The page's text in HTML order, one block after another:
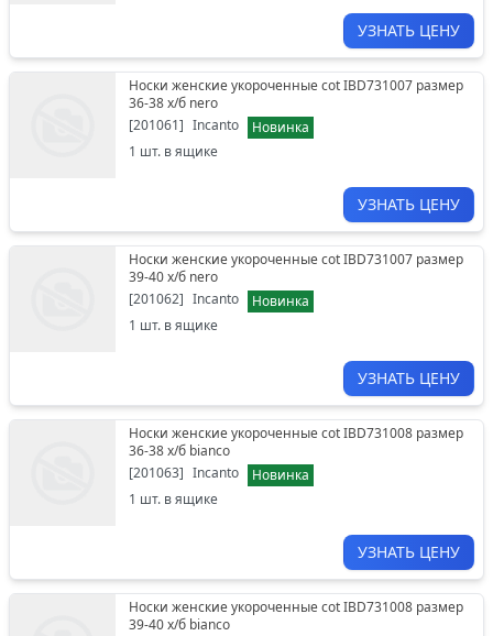
УЗНАТЬ ЦЕНУ
Носки женские укороченные cot IBD731007 размер
36-38 х/б nero
[201061] Incanto
Новинка
1 шт. в ящике
УЗНАТЬ ЦЕНУ
Носки женские укороченные cot IBD731007 размер
39-40 х/б nero
[201062] Incanto
Новинка
1 шт. в ящике
УЗНАТЬ ЦЕНУ
Носки женские укороченные cot IBD731008 размер
36-38 х/б bianco
[201063] Incanto
Новинка
1 шт. в ящике
УЗНАТЬ ЦЕНУ
Носки женские укороченные cot IBD731008 размер
39-40 х/б bianco